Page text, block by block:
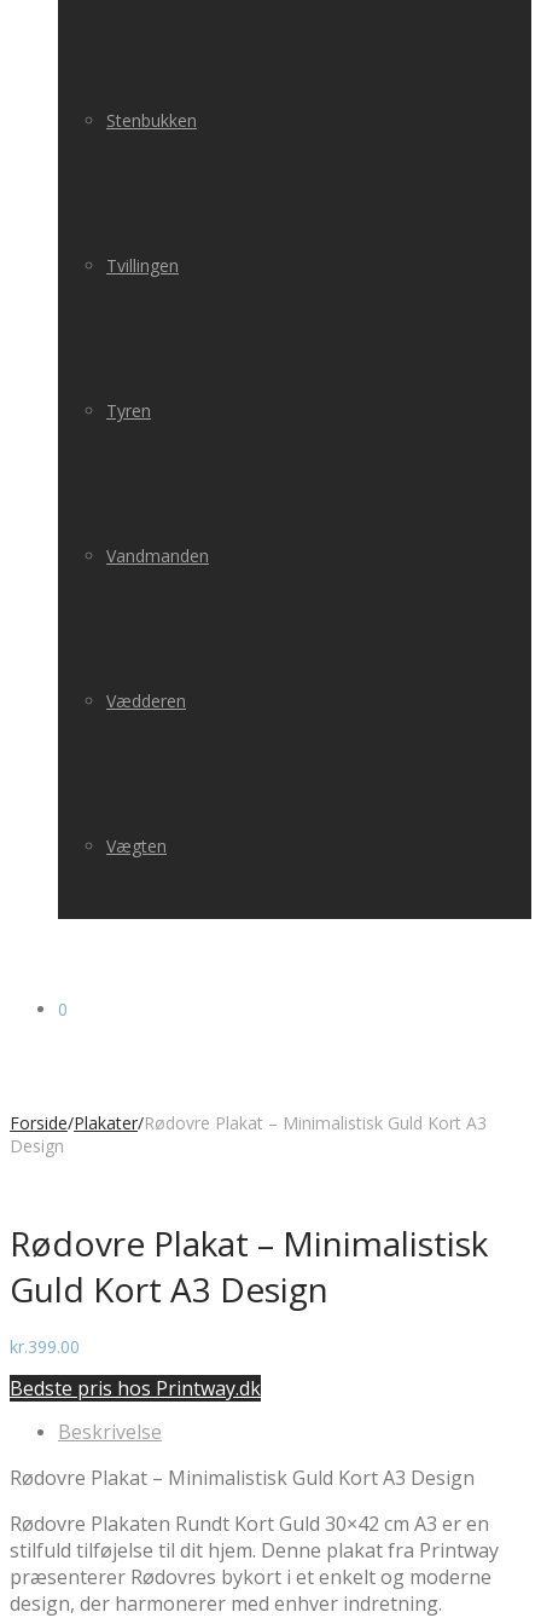
Stenbukken
Tvillingen
Tyren
Vandmanden
Vædderen
Vægten
0
Forside/Plakater/Rødovre Plakat – Minimalistisk Guld Kort A3
Design
Rødovre Plakat – Minimalistisk
Guld Kort A3 Design
kr.399.00
Bedste pris hos Printway.dk
Beskrivelse
Rødovre Plakat – Minimalistisk Guld Kort A3 Design
Rødovre Plakaten Rundt Kort Guld 30×42 cm A3 er en
stilfuld tilføjelse til dit hjem. Denne plakat fra Printway
præsenterer Rødovres bykort i et enkelt og moderne
design, der harmonerer med enhver indretning.